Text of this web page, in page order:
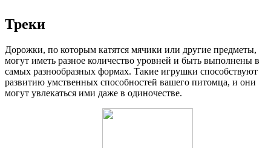
Треки
Дорожки, по которым катятся мячики или другие предметы,
могут иметь разное количество уровней и быть выполнены в
самых разнообразных формах. Такие игрушки способствуют
развитию умственных способностей вашего питомца, и они
могут увлекаться ими даже в одиночестве.